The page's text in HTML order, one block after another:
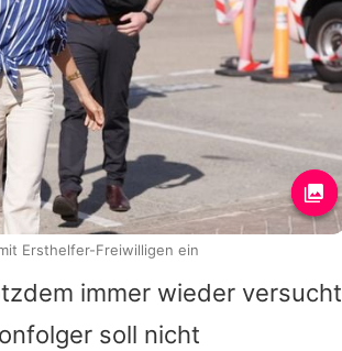
immer wieder versucht
soll nicht
Ersthelfer-Freiwilligen ein